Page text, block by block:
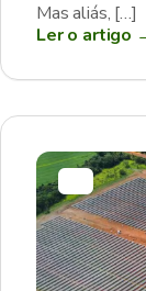
Mas aliás, […]
Ler o artigo